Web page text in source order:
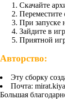
Скачайте
Переместите
При запуске
Зайдите в
Приятной
Авторство:
Эту сборку
Почта:
Большая